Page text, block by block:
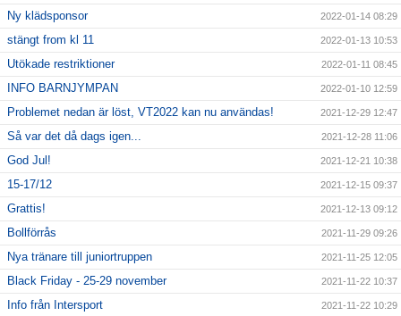
Ny klädsponsor 2022-01-14 08:29
stängt from kl 11 2022-01-13 10:53
Utökade restriktioner 2022-01-11 08:45
INFO BARNJYMPAN 2022-01-10 12:59
Problemet nedan är löst, VT2022 kan nu användas! 2021-12-29 12:47
Så var det då dags igen... 2021-12-28 11:06
God Jul! 2021-12-21 10:38
15-17/12 2021-12-15 09:37
Grattis! 2021-12-13 09:12
Bollförrås 2021-11-29 09:26
Nya tränare till juniortruppen 2021-11-25 12:05
Black Friday - 25-29 november 2021-11-22 10:37
Info från Intersport 2021-11-22 10:29